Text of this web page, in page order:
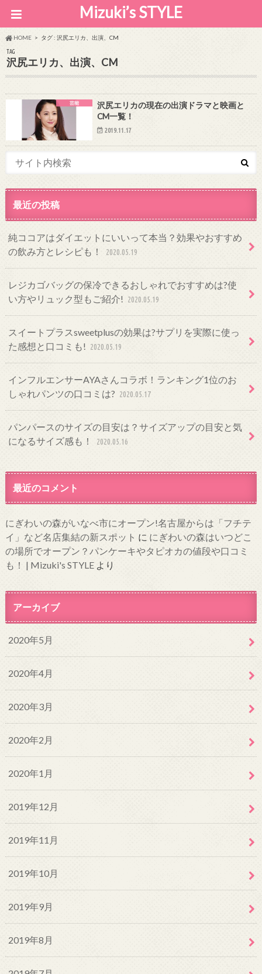
Mizuki’s STYLE
HOME タグ : 沢尻エリカ、出演、CM
TAG
沢尻エリカ、出演、CM
芸能
沢尻エリカの現在の出演ドラマと映画と
CM一覧！
2019.11.17
最近の投稿
純ココアはダイエットにいいって本当？効果やおすすめ
の飲み方とレシピも！
2020.05.19
レジカゴバッグの保冷できるおしゃれでおすすめは?使
い方やリュック型もご紹介! 2020.05.19
スイートプラスsweetplusの効果は?サプリを実際に使っ
た感想と口コミも! 2020.05.19
インフルエンサーAYAさんコラボ！ランキング1位のお
しゃれパンツの口コミは? 2020.05.17
パンパースのサイズの目安は？サイズアップの目安と気
になるサイズ感も！
2020.05.16
最近のコメント
にぎわいの森がいなべ市にオープン!名古屋からは「フチテ
イ」など名店集結の新スポット に にぎわいの森はいつどこ
の場所でオープン？パンケーキやタピオカの値段や口コミ
も！ | Mizuki's STYLEより
アーカイブ
2020年5月
2020年4月
2020年3月
2020年2月
2020年1月
2019年12月
2019年11月
2019年10月
2019年9月
2019年8月